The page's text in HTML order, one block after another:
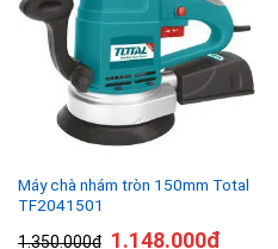
Máy chà nhám tròn 150mm Total
TF2041501
1.350.000₫ 1.148.000₫